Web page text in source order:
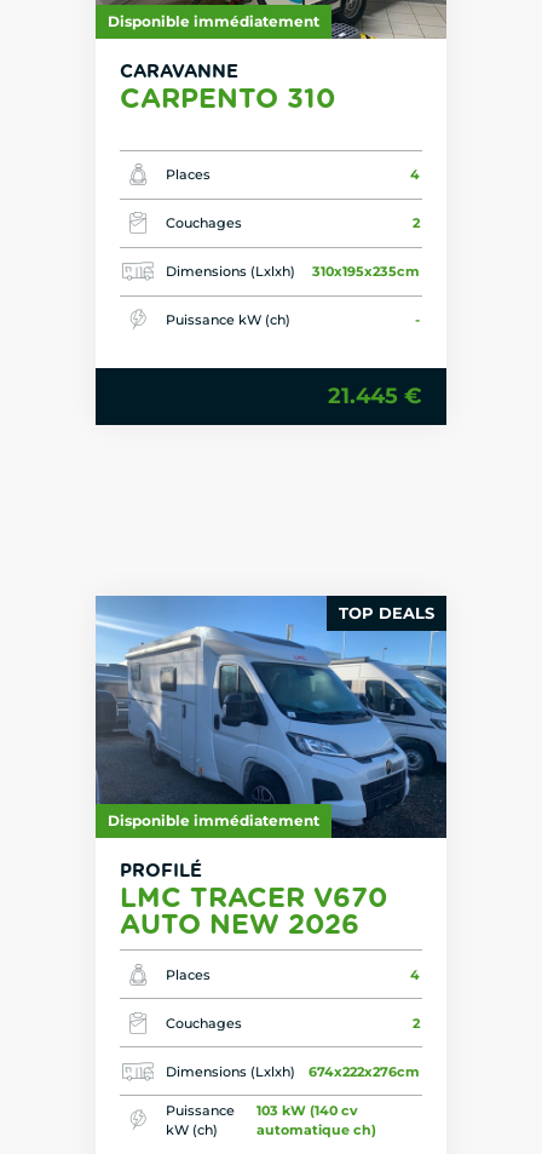
Disponible immédiatement
CARAVANNE
CARPENTO 310
Places 4
Couchages 2
Dimensions (Lxlxh) 310x195x235cm
Puissance kW (ch) -
21.445 €
TOP DEALS
Disponible immédiatement
PROFILÉ
LMC TRACER V670
AUTO NEW 2026
Places 4
Couchages 2
Dimensions (Lxlxh) 674x222x276cm
Puissance
kW (ch)
103 kW (140 cv
automatique ch)